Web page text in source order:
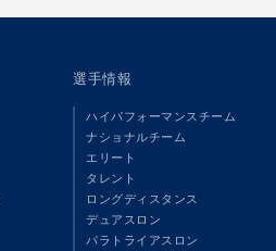
選手情報
ハイパフォーマンスチーム
ナショナルチーム
エリート
タレント
ロングディスタンス
デュアスロン
パラトライアスロン